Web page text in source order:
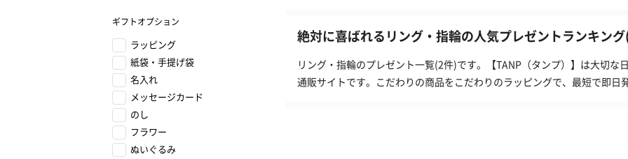
ギフトオプション
ラッピング
紙袋・手提げ袋
名入れ
メッセージカード
のし
フラワー
ぬいぐるみ
絶対に喜ばれるリング・指輪の人気プレゼントランキン
リング・指輪のプレゼント一覧(2件)です。【TANP（タンプ）】は大切な
通販サイトです。こだわりの商品をこだわりのラッピングで、最短で即日